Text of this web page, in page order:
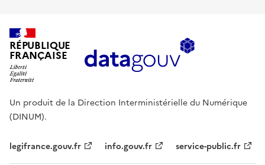
RÉPUBLIQUE
FRANÇAISE
Un produit de la Direction Interministérielle du Numérique
(DINUM).
legifrance.gouv.fr info.gouv.fr service-public.fr